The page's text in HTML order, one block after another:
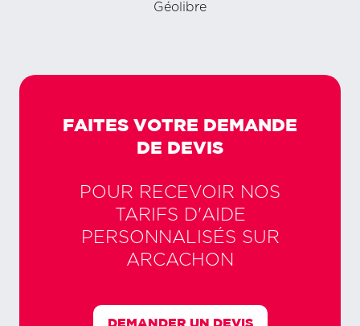
Géolibre
FAITES VOTRE DEMANDE
DE DEVIS
POUR RECEVOIR NOS
TARIFS D'AIDE
PERSONNALISÉS SUR
ARCACHON
DEMANDER UN DEVIS